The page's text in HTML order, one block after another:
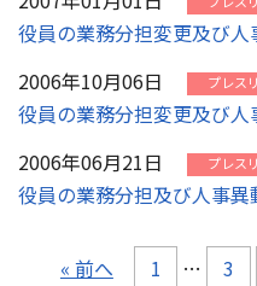
役員の業務分担変更及び人
2006年10月06日
プレス
役員の業務分担変更及び人
2006年06月21日
プレス
役員の業務分担及び人事異
« 前へ 1 … 3